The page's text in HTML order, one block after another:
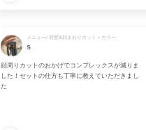
メニュー/ 前髪&顔まわりカット＋カラー
s
顔周りカットのおかげでコンプレックスが減りま
した！セットの仕方も丁寧に教えていただきまし
た